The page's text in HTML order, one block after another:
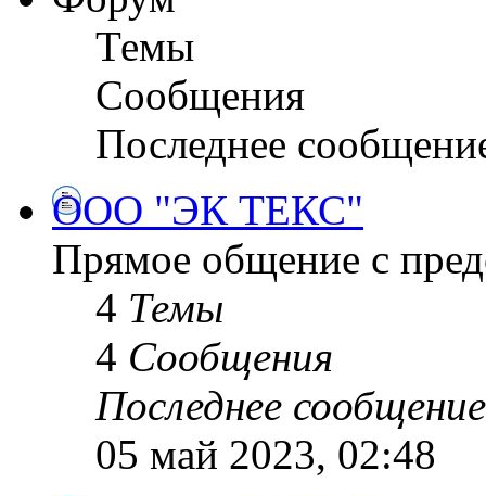
Темы
Сообщения
Последнее
ООО "ЭК ТЕКС"
Прямое общение с
4 Темы
4 Сообщения
Последнее сообщение
05 май 2023, 02:48